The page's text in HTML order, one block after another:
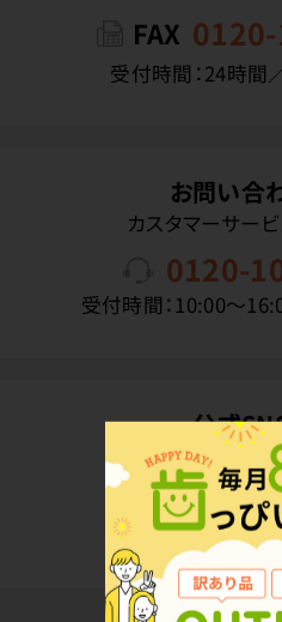
FAX
受付時間：24時間
お問い合
カスタマーサー
0120-
受付時間：10:00〜
公式